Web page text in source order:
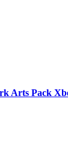
Arts Pack